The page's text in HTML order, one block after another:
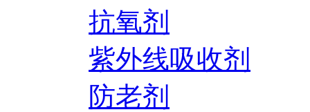
抗氧剂
紫外线吸收剂
防老剂